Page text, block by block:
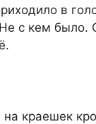
в
с кем было.
на краешек